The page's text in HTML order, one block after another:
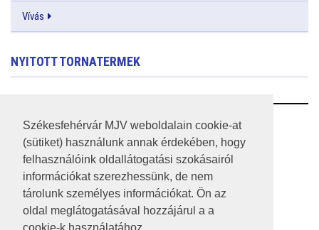
Székesfehérvár MJV weboldalain cookie-at
(sütiket) használunk annak érdekében, hogy
felhasználóink oldallátogatási szokásairól
információkat szerezhessünk, de nem
tárolunk személyes információkat. Ön az
oldal meglátogatásával hozzájárul a a
Vívás
NYITOTT TORNATERMEK
RSS
A HONLAP 2017.03.31-I ÁLLAPOTA
JOGI NYILATKOZAT
IMPRESSZUM